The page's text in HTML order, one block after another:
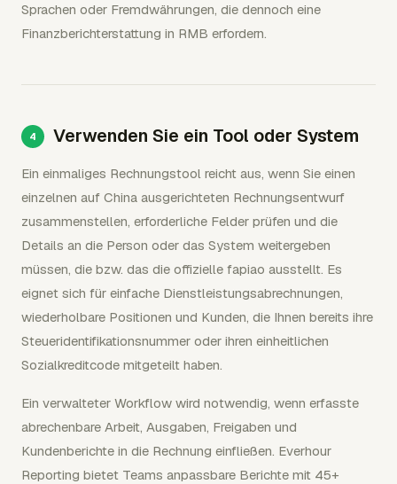
Sprachen oder Fremdwährungen, die dennoch eine
Finanzberichterstattung in RMB erfordern.
Verwenden Sie ein Tool oder System
Ein einmaliges Rechnungstool reicht aus, wenn Sie einen
einzelnen auf China ausgerichteten Rechnungsentwurf
zusammenstellen, erforderliche Felder prüfen und die
Details an die Person oder das System weitergeben
müssen, die bzw. das die offizielle fapiao ausstellt. Es
eignet sich für einfache Dienstleistungsabrechnungen,
wiederholbare Positionen und Kunden, die Ihnen bereits ihre
Steueridentifikationsnummer oder ihren einheitlichen
Sozialkreditcode mitgeteilt haben.
Ein verwalteter Workflow wird notwendig, wenn erfasste
abrechenbare Arbeit, Ausgaben, Freigaben und
Kundenberichte in die Rechnung einfließen. Everhour
Reporting bietet Teams anpassbare Berichte mit 45+